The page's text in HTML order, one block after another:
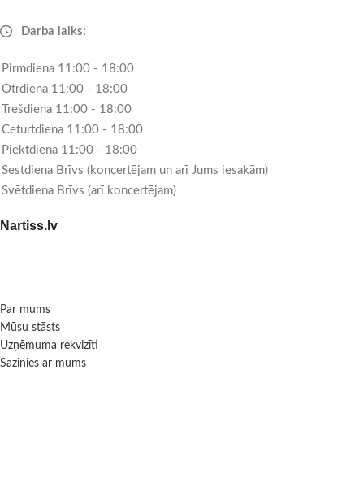
Darba laiks:
Pirmdiena 11:00 - 18:00
Otrdiena 11:00 - 18:00
Trešdiena 11:00 - 18:00
Ceturtdiena 11:00 - 18:00
Piektdiena 11:00 - 18:00
Sestdiena Brīvs (koncertējam un arī Jums iesakām)
Svētdiena Brīvs (arī koncertējam)
Nartiss.lv
Par mums
Mūsu stāsts
Uzņēmuma rekvizīti
Sazinies ar mums